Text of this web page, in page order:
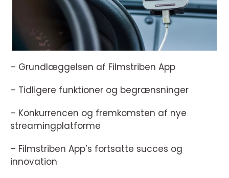
– Grundlæggelsen af Filmstriben App
– Tidligere funktioner og begrænsninger
– Konkurrencen og fremkomsten af nye
streamingplatforme
– Filmstriben App’s fortsatte succes og
innovation